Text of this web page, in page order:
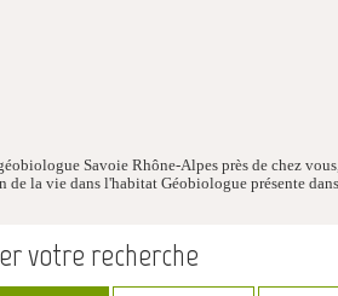
Savoie Rhône-Alpes près de chez
de la vie dans l'habitat Géobiologue présente
votre recherche